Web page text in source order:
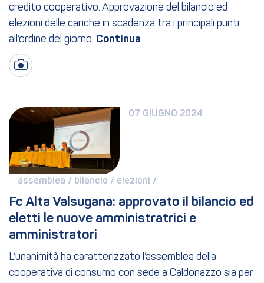
credito cooperativo. Approvazione del bilancio ed
elezioni delle cariche in scadenza tra i principali punti
all’ordine del giorno.
07 GIUGNO 2024
assemblea / bilancio / elezioni /
Fc Alta Valsugana: approvato il bilancio ed
eletti le nuove amministratrici e
amministratori
L’unanimità ha caratterizzato l’assemblea della
cooperativa di consumo con sede a Caldonazzo sia per